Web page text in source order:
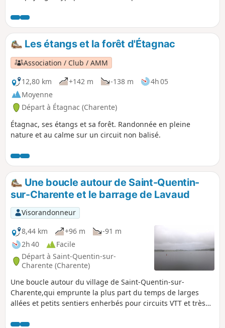
Les étangs et la forêt d'Étagnac
Association / Club / AMM
12,80 km
+142 m -138 m
4h 05
Moyenne
Départ à Étagnac (Charente)
Étagnac, ses étangs et sa forêt. Randonnée en pleine
nature et au calme sur un circuit non balisé.
Une boucle autour de Saint-Quentin-
sur-Charente et le barrage de Lavaud
Visorandonneur
8,44 km
+96 m
-91 m
2h 40
Facile
Départ à Saint-Quentin-sur-
Charente (Charente)
Une boucle autour du village de Saint-Quentin-sur-
Charente,qui emprunte la plus part du temps de larges
allées et petits sentiers enherbés pour circuits VTT et très